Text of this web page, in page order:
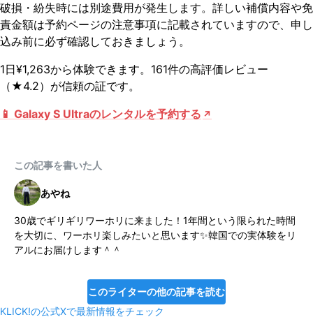
破損・紛失時には別途費用が発生します。詳しい補償内容や免
責金額は予約ページの注意事項に記載されていますので、申し
込み前に必ず確認しておきましょう。
1日¥1,263から体験できます。161件の高評価レビュー
（★4.2）が信頼の証です。
📱 Galaxy S Ultraのレンタルを予約する
この記事を書いた人
あやね
30歳でギリギリワーホリに来ました！1年間という限られた時間
を大切に、ワーホリ楽しみたいと思います✨韓国での実体験をリ
アルにお届けします＾＾
このライターの他の記事を読む
KLICK!の公式Xで最新情報をチェック